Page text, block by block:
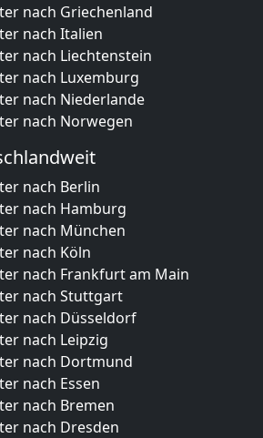
nach Griechenland
nach Italien
nach Liechtenstein
nach Luxemburg
nach Niederlande
nach Norwegen
nach Berlin
nach Hamburg
nach München
nach Köln
nach Frankfurt am Main
nach Stuttgart
nach Düsseldorf
nach Leipzig
nach Dortmund
nach Essen
nach Bremen
nach Dresden